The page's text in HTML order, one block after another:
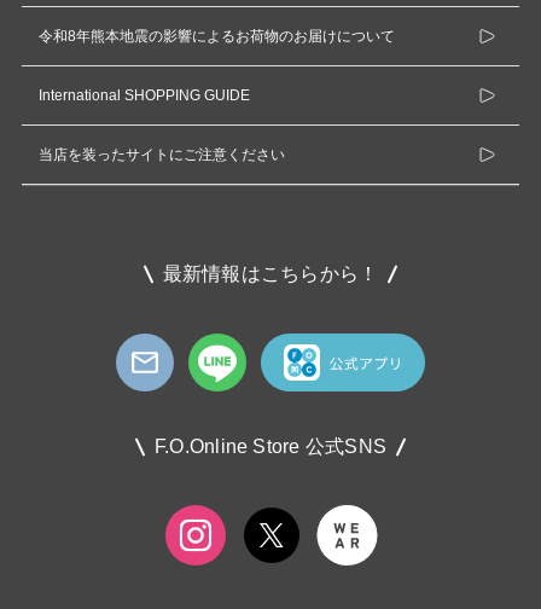
令和8年熊本地震の影響によるお荷物のお届けについて
International SHOPPING GUIDE
当店を装ったサイトにご注意ください
最新情報はこちらから！
F.O.Online Store 公式SNS